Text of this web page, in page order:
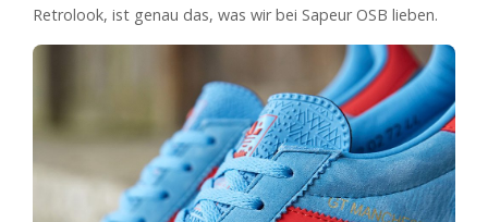
Retrolook, ist genau das, was wir bei Sapeur OSB lieben.